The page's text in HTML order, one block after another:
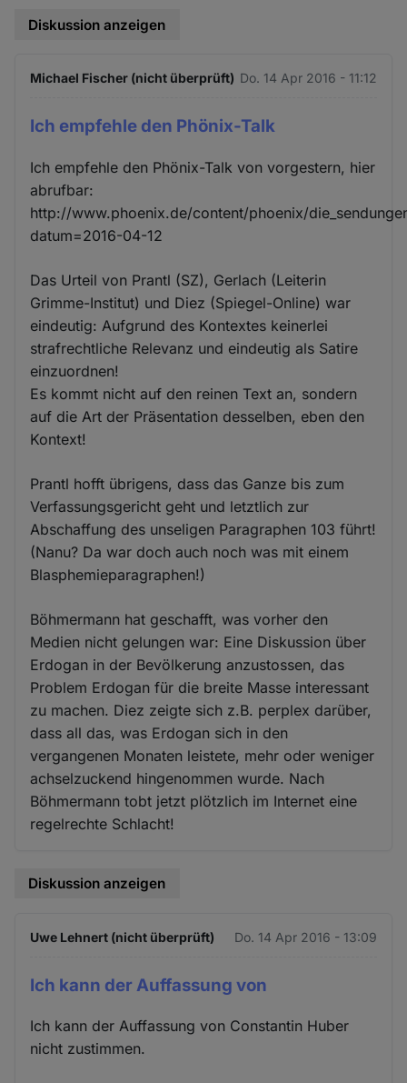
Diskussion anzeigen
Michael Fischer (nicht überprüft) Do. 14 Apr 2016 - 11:12
Ich empfehle den Phönix-Talk
Ich empfehle den Phönix-Talk von vorgestern, hier
abrufbar:
http://www.phoenix.de/content/phoenix/
datum=2016-04-12
Das Urteil von Prantl (SZ), Gerlach (Leiterin
Grimme-Institut) und Diez (Spiegel-Online) war
eindeutig: Aufgrund des Kontextes keinerlei
strafrechtliche Relevanz und eindeutig als Satire
einzuordnen!
Es kommt nicht auf den reinen Text an, sondern
auf die Art der Präsentation desselben, eben den
Kontext!
Prantl hofft übrigens, dass das Ganze bis zum
Verfassungsgericht geht und letztlich zur
Abschaffung des unseligen Paragraphen 103 führt!
(Nanu? Da war doch auch noch was mit einem
Blasphemieparagraphen!)
Böhmermann hat geschafft, was vorher den
Medien nicht gelungen war: Eine Diskussion über
Erdogan in der Bevölkerung anzustossen, das
Problem Erdogan für die breite Masse interessant
zu machen. Diez zeigte sich z.B. perplex darüber,
dass all das, was Erdogan sich in den
vergangenen Monaten leistete, mehr oder weniger
achselzuckend hingenommen wurde. Nach
Böhmermann tobt jetzt plötzlich im Internet eine
regelrechte Schlacht!
Diskussion anzeigen
Uwe Lehnert (nicht überprüft) Do. 14 Apr 2016 - 13:09
Ich kann der Auffassung von
Ich kann der Auffassung von Constantin Huber
nicht zustimmen.